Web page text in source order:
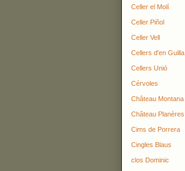
Celler el Molí
Celler Piñol
Celler Vell
Cellers d'en Guilla
Cellers Unió
Cérvoles
Château Montana
Château Planères
Cims de Porrera
Cingles Blaus
clos Dominic